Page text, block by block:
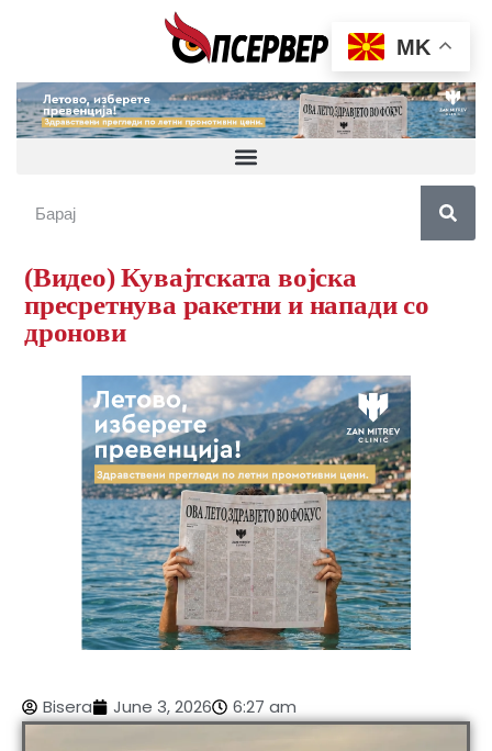
(Видео) Кувајтската војска
пресретнува ракетни и напади со
дронови
Bisera June 3, 2026 6:27 am
MK